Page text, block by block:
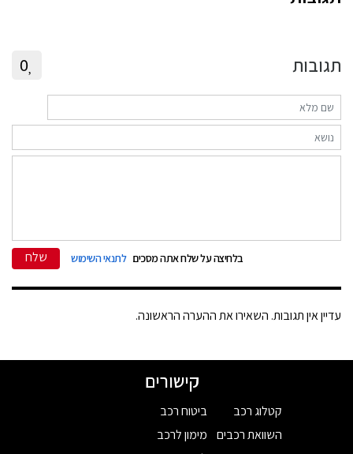
תגובות 0
בלחיצה על שלח אתה מסכים לתנאי השימוש שלח
עדיין אין תגובות. השאירו את ההערה הראשונה.
קישורים
קטלוג רכב
השוואת רכבים
ביטוח רכב
מימון לרכב